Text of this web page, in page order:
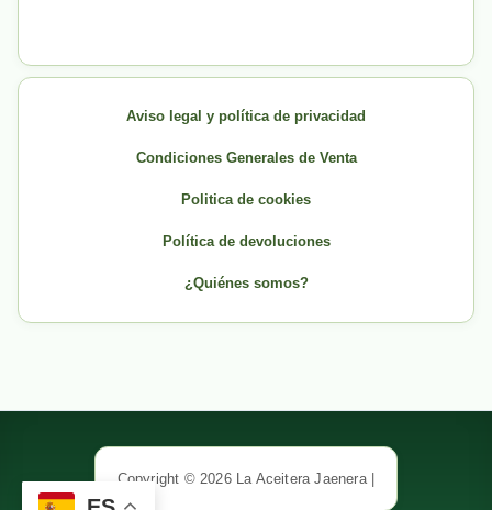
Aviso legal y política de privacidad
Condiciones Generales de Venta
Politica de cookies
Política de devoluciones
¿Quiénes somos?
Copyright © 2026 La Aceitera Jaenera |